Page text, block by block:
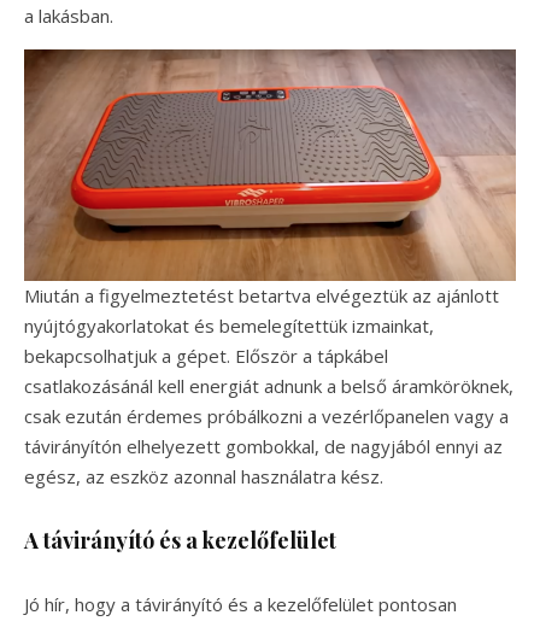
a lakásban.
Miután a figyelmeztetést betartva elvégeztük az ajánlott
nyújtógyakorlatokat és bemelegítettük izmainkat,
bekapcsolhatjuk a gépet. Először a tápkábel
csatlakozásánál kell energiát adnunk a belső áramköröknek,
csak ezután érdemes próbálkozni a vezérlőpanelen vagy a
távirányítón elhelyezett gombokkal, de nagyjából ennyi az
egész, az eszköz azonnal használatra kész.
A távirányító és a kezelőfelület
Jó hír, hogy a távirányító és a kezelőfelület pontosan